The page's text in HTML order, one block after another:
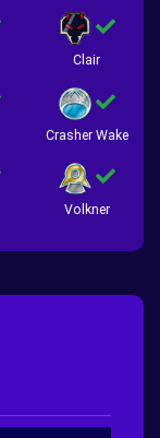
Clair
Crasher Wake
Volkner